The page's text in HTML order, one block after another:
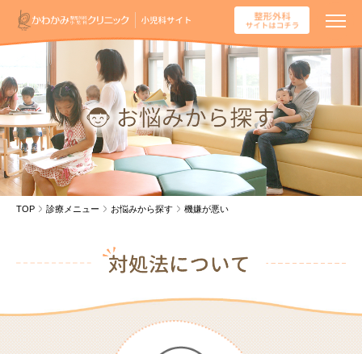
TOP 診療メニュー お悩みから探す 機嫌が悪い